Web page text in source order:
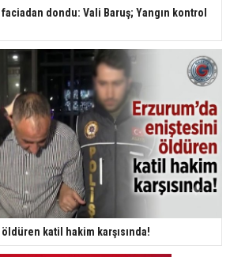
faciadan dondu: Vali Baruş; Yangın kontrol
katil hakim karşısında!